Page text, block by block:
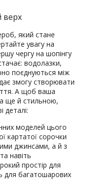
який стане
увагу на
чергу на шопінгу
водолазки,
поєднуються між
змогу створювати
А щоб ваша
ще й стильною,
деталі:
моделей цього
картатої сорочки
джинсами, а й з
навіть
простір для
для багатошарових